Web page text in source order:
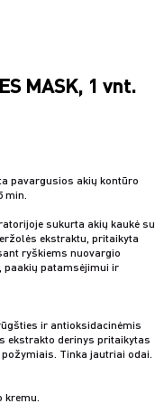
MASK, 1 vnt.
pavargusios akių kontūro
min.
sukurta akių kaukė su
ekstraktu, pritaikyta
ryškiems nuovargio
patamsėjimui ir
ir antioksidacinėmis
ekstrakto derinys pritaikytas
Tinka jautriai odai.
kremu.